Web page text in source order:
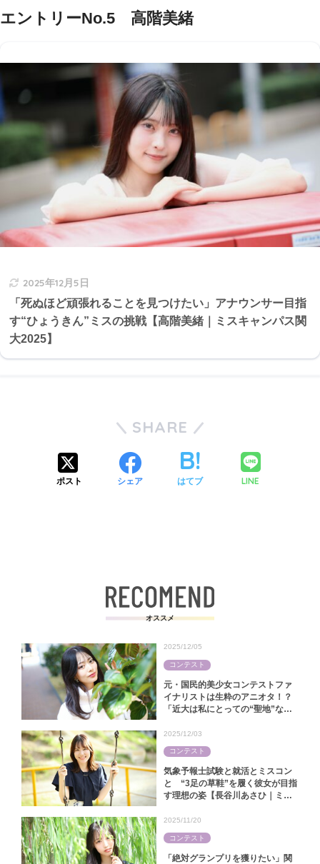
エントリーNo.5 高階美緒
2025年12月5日
「死ぬほど頑張れることを見つけたい」アナウンサー目指
す“ひょうきん”ミスの挑戦【高階美緒｜ミスキャンパス関
大2025】
SHARE
ポスト シェア はてブ LINE
オススメ
元・国民的美少女コンテストファ
イナリストは生粋のアニオタ！？
「近大は私にとっての“聖地”なん
2025】
2025/12/05
コンテスト
気象予報士試験と就活とミスコン
と “3足の草鞋”を履く彼女が目指
す理想の姿【長谷川あさひ｜ミス
2025/12/03
コンテスト
「絶対グランプリを獲りたい」関
2025/11/20
コンテスト